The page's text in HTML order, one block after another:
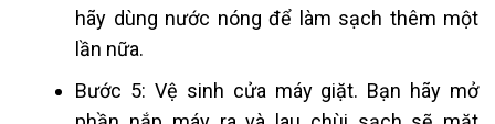
hãy dùng nước nóng để làm sạch thêm một
lần nữa.
Bước 5: Vệ sinh cửa máy giặt. Bạn hãy mở